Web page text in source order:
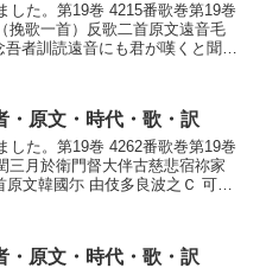
した。第19巻 4215番歌巻第19巻
挽歌一首）反歌二首原文遠音毛
者訓読遠音にも君が嘆くと聞き
・原文・時代・歌・訳
した。第19巻 4262番歌巻第19巻
三月於衛門督大伴古慈悲宿祢家
文韓國尓 由伎多良波之Ｃ 可敝
・原文・時代・歌・訳